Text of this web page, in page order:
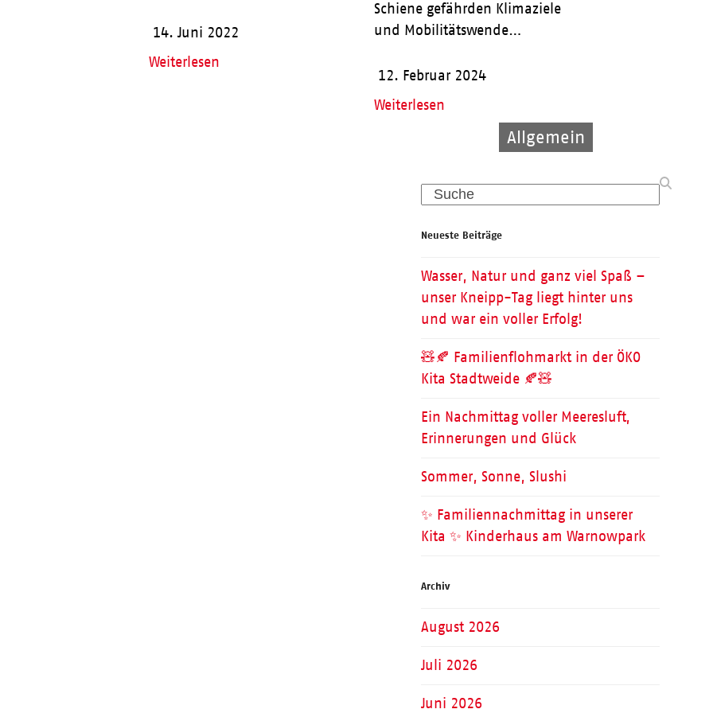
Kinder
Allgemein
14. Juni 2022
Weiterlesen
Allgemein
Schiene gefährden Klimaziele
und Mobilitätswende…
12. Februar 2024
Weiterlesen
Search
Neueste Beiträge
Wasser, Natur und ganz viel Spaß –
unser Kneipp-Tag liegt hinter uns
und war ein voller Erfolg!
🧸🍂 Familienflohmarkt in der ÖKO
Kita Stadtweide 🍂🧸
Ein Nachmittag voller Meeresluft,
Erinnerungen und Glück
Sommer, Sonne, Slushi
✨ Familiennachmittag in unserer
Kita ✨ Kinderhaus am Warnowpark
Archiv
August 2026
Juli 2026
Juni 2026